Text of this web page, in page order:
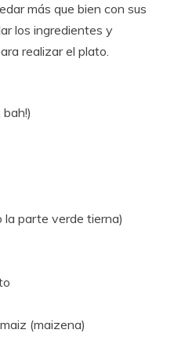
más que bien con sus
los ingredientes y
realizar el plato.
la parte verde tierna)
(maizena)